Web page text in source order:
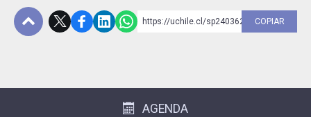
https://uchile.cl/sp240362 COPIAR
AGENDA